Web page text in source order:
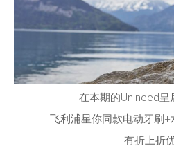
在本期的Unineed皇
飞利浦星你同款电动牙刷+
有折上折